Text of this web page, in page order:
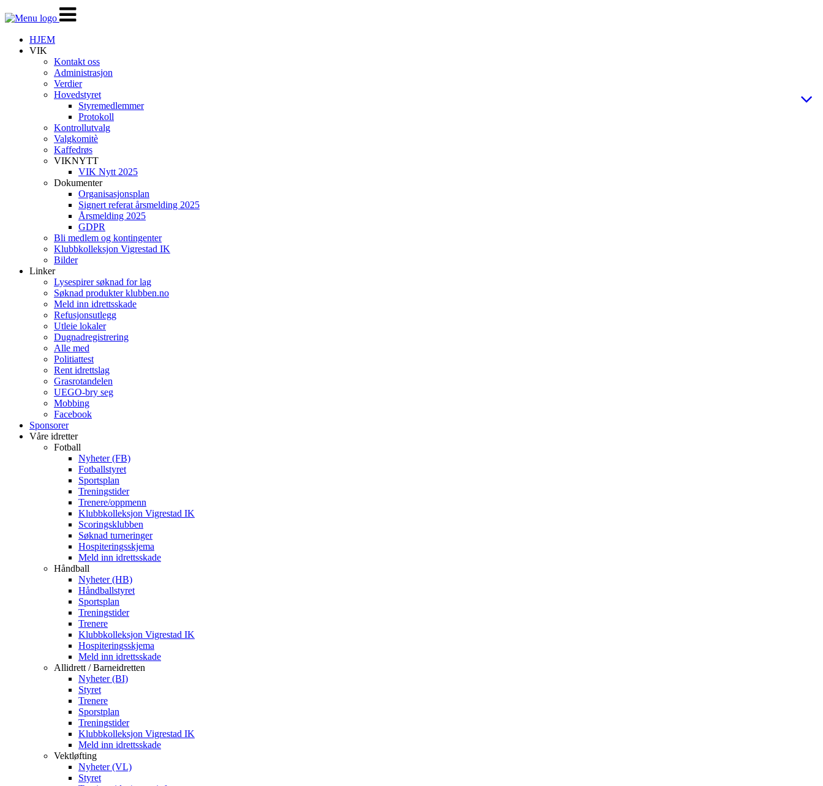
Veksle
navigasjon
HJEM
VIK
Kontakt oss
Administrasjon
Verdier
Hovedstyret
Styremedlemmer
Protokoll
Kontrollutvalg
Valgkomitè
Kaffedrøs
VIKNYTT
VIK Nytt 2025
Dokumenter
Organisasjonsplan
Signert referat årsmelding 2025
Årsmelding 2025
GDPR
Bli medlem og kontingenter
Klubbkolleksjon Vigrestad IK
Bilder
Linker
Lysespirer søknad for lag
Søknad produkter klubben.no
Meld inn idrettsskade
Refusjonsutlegg
Utleie lokaler
Dugnadregistrering
Alle med
Politiattest
Rent idrettslag
Grasrotandelen
UEGO-bry seg
Mobbing
Facebook
Sponsorer
Våre idretter
Fotball
Nyheter (FB)
Fotballstyret
Sportsplan
Treningstider
Trenere/oppmenn
Klubbkolleksjon Vigrestad IK
Scoringsklubben
Søknad turneringer
Hospiteringsskjema
Meld inn idrettsskade
Håndball
Nyheter (HB)
Håndballstyret
Sportsplan
Treningstider
Trenere
Klubbkolleksjon Vigrestad IK
Hospiteringsskjema
Meld inn idrettsskade
Allidrett / Barneidretten
Nyheter (BI)
Styret
Trenere
Sporstplan
Treningstider
Klubbkolleksjon Vigrestad IK
Meld inn idrettsskade
Vektløfting
Nyheter (VL)
Styret